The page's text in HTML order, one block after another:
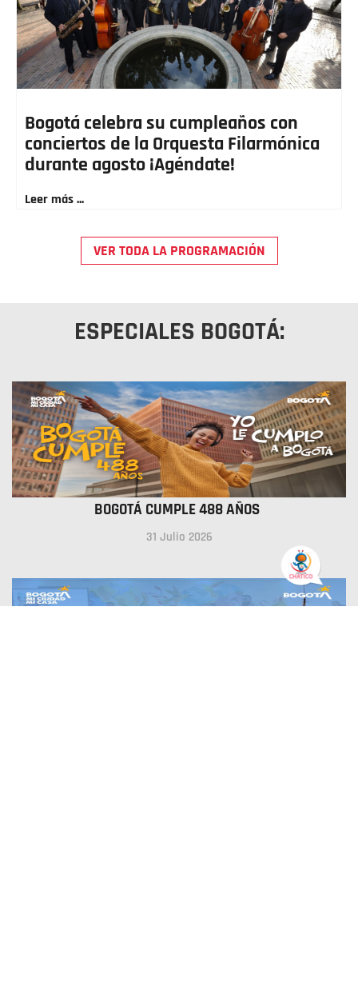
Bogotá celebra su cumpleaños con
conciertos de la Orquesta Filarmónica
durante agosto ¡Agéndate!
Leer más ...
VER TODA LA PROGRAMACIÓN
ESPECIALES BOGOTÁ:
BOGOTÁ CUMPLE 488 AÑOS
31 Julio 2026